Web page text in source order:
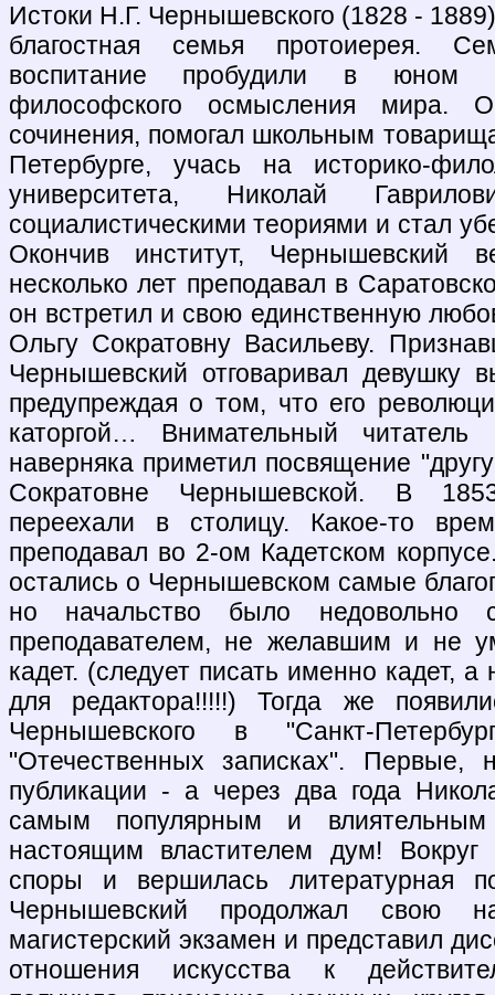
Истоки Н.Г. Чернышевского (1828 -
благостная семья протоиерея.
воспитание пробудили в юном
философского осмысления мира.
сочинения, помогал школьным
Петербурге, учась на историко-
университета, Николай
социалистическими теориями и стал
Окончив институт, Чернышевский
несколько лет преподавал в
он встретил и свою единственную
Ольгу Сократовну Васильеву.
Чернышевский отговаривал девушку
предупреждая о том, что его
каторгой… Внимательный
наверняка приметил посвящение
Сократовне Чернышевской. В
переехали в столицу. Какое-то
преподавал во 2-ом Кадетском
остались о Чернышевском самые
но начальство было недовольно
преподавателем, не желавшим и не
кадет. (следует писать именно кадет,
для редактора!!!!!) Тогда же
Чернышевского в "Санкт-
"Отечественных записках". Первые,
публикации - а через два года
самым популярным и влиятельным
настоящим властителем дум! Вокруг
споры и вершилась литературная
Чернышевский продолжал свою
магистерский экзамен и представил
отношения искусства к